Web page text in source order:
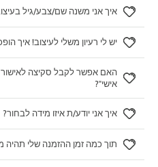
איך אני משנה שם/צבע/גיל
יש לי רעיון משלי לעיצוב! איך
האם אפשר לקבל סקיצה לאישור
אישי"?
איך אני יודע/ת איזו מידה לבחור?
תוך כמה זמן ההזמנה שלי תהיה